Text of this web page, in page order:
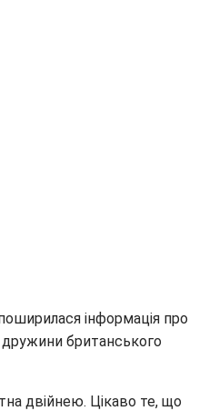
інформація про
дружини британського
двійнею. Цікаво те, що